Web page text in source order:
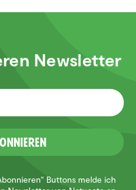
Newsletter
Buttons melde ich